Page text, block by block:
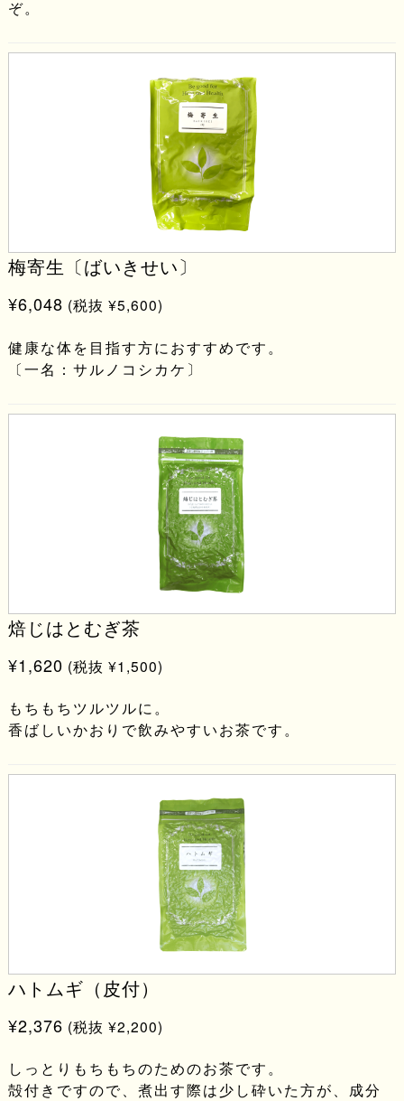
ぞ。
梅寄生〔ばいきせい〕
¥6,048 (税抜 ¥5,600)
健康な体を目指す方におすすめです。
〔一名：サルノコシカケ〕
焙じはとむぎ茶
¥1,620 (税抜 ¥1,500)
もちもちツルツルに。
香ばしいかおりで飲みやすいお茶です。
ハトムギ（皮付）
¥2,376 (税抜 ¥2,200)
しっとりもちもちのためのお茶です。
殻付きですので、煮出す際は少し砕いた方が、成分